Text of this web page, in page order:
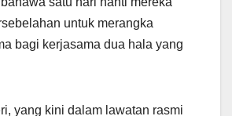
untuk merangka
bagi kerjasama dua hala yang
yang kini dalam lawatan rasmi